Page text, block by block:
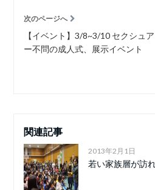
次のページへ
【イベント】3/8~3/10 セクシュ
ー不問の成人式、展示イベント
関連記事
2013年2月1日
若い家族層が訪